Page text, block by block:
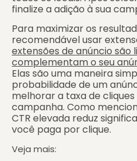
finalize a adição à sua
Para maximizar os
recomendável usar
extensões de anúncio são
complementam o seu
Elas são uma maneira
probabilidade de um
melhorar a taxa de cliques
campanha. Como
CTR elevada reduz
você paga por clique.
Veja mais: